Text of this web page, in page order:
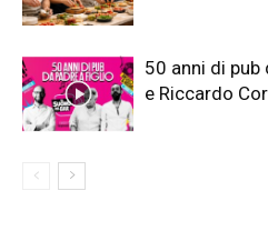
50 anni di pub
e Riccardo